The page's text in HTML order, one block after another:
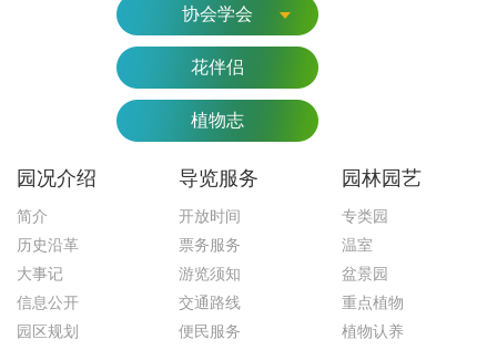
协会学会
花伴侣
植物志
园况介绍
简介
历史沿革
大事记
信息公开
园区规划
导览服务
开放时间
票务服务
游览须知
交通路线
便民服务
园林园艺
专类园
温室
盆景园
重点植物
植物认养